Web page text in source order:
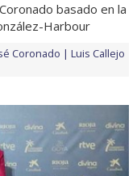
basado en la
Harbour
Coronado
Luis Callejo